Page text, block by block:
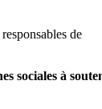
de
sociales à